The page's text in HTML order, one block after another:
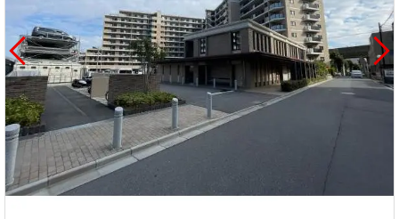
を
探
す
購入向け
サービス
住宅ロー
ンシミュ
レーショ
ン
ラス（お
ラム）
売却向け
サービス
周辺相場
検索
住まい1プ
ラス（お
役立ちコ
ラム）
住まいと
暮らしの
税金の本
売却ガイ
ド